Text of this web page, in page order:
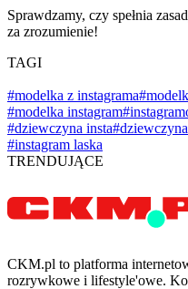
Sprawdzamy, czy spełnia
za zrozumienie!
TAGI
#modelka z instagrama
#modelka instagram
#dziewczyna insta
#instagram laska
TRENDUJĄCE
CKM.pl to platforma
rozrywkowe i lifestyle'owe.